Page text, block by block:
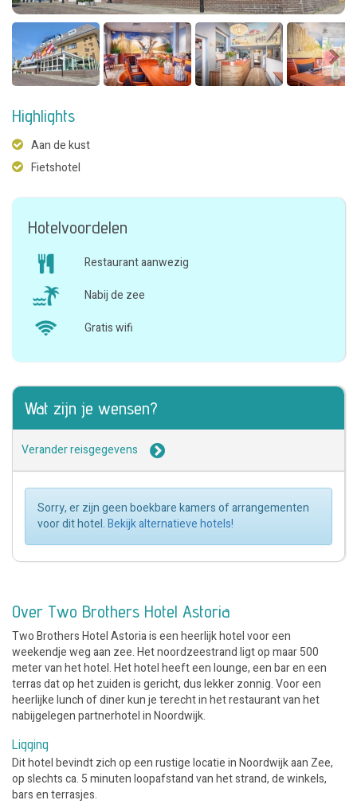
Highlights
Aan de kust
Fietshotel
Hotelvoordelen
Restaurant aanwezig
Nabij de zee
Gratis wifi
Wat zijn je wensen?
Verander reisgegevens
Sorry, er zijn geen boekbare kamers of arrangementen
voor dit hotel.Bekijk alternatieve hotels!
Over Two Brothers Hotel Astoria
Two Brothers Hotel Astoria is een heerlijk hotel voor een
weekendje weg aan zee. Het noordzeestrand ligt op maar 500
meter van het hotel. Het hotel heeft een lounge, een bar en een
terras dat op het zuiden is gericht, dus lekker zonnig. Voor een
heerlijke lunch of diner kun je terecht in het restaurant van het
nabijgelegen partnerhotel in Noordwijk.
Ligging
Dit hotel bevindt zich op een rustige locatie in Noordwijk aan Zee,
op slechts ca. 5 minuten loopafstand van het strand, de winkels,
bars en terrasjes.